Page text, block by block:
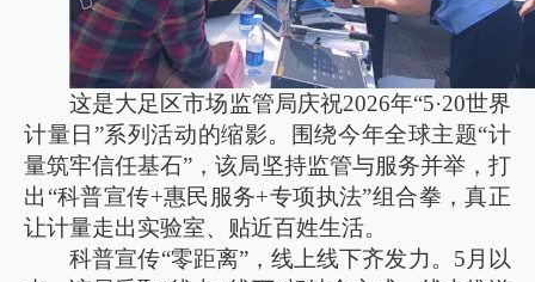
这是大足区市场监管局庆祝2026年“5·20世界
计量日”系列活动的缩影。围绕今年全球主题“计
量筑牢信任基石”，该局坚持监管与服务并举，打
出“科普宣传+惠民服务+专项执法”组合拳，真正
让计量走出实验室、贴近百姓生活。
科普宣传“零距离”，线上线下齐发力。5月以